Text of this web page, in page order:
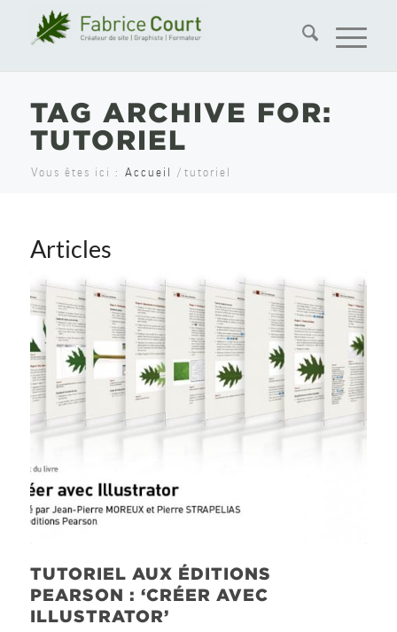
TAG ARCHIVE FOR:
TUTORIEL
Vous êtes ici : Accueil / tutoriel
Articles
TUTORIEL AUX ÉDITIONS
PEARSON : ‘CRÉER AVEC
ILLUSTRATOR’